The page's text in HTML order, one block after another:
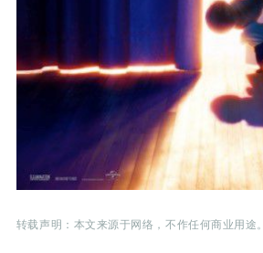
转载声明：本文来源于网络，不作任何商业用途。